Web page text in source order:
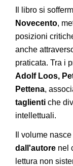
Il libro si
Novecento,
posizioni
anche
praticata. Tra i
Adolf Loos,
Pettena,
taglienti che
intellettuali.
Il volume
dall'autore nel
lettura non